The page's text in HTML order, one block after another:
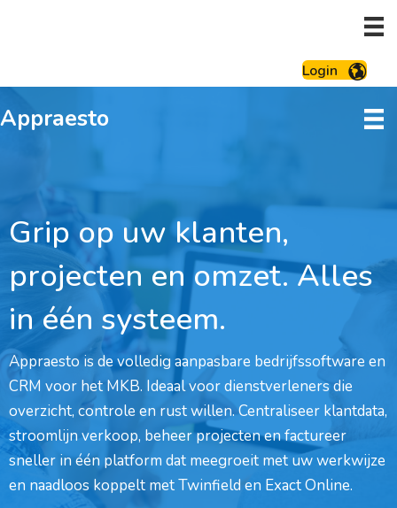
Login
Appraesto
Grip op uw klanten,
projecten en omzet. Alles
in één systeem.
Appraesto is de volledig aanpasbare bedrijfssoftware en
CRM voor het MKB. Ideaal voor dienstverleners die
overzicht, controle en rust willen. Centraliseer klantdata,
stroomlijn verkoop, beheer projecten en factureer
sneller in één platform dat meegroeit met uw werkwijze
en naadloos koppelt met Twinfield en Exact Online.